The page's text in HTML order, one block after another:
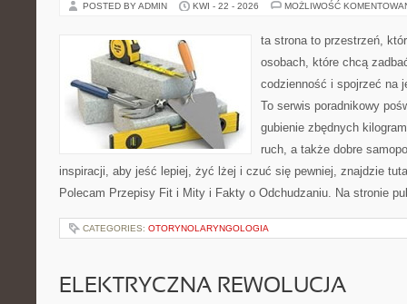
POSTED BY ADMIN KWI - 22 - 2026 MOŻLIWOŚĆ
ta strona to przestrzeń,
osobach, które chcą
codzienność i spojrzeć na
To serwis poradnikowy
gubienie zbędnych
ruch, a także dobre
inspiracji, aby jeść lepiej, żyć lżej i czuć się pewniej, znajdzie
Polecam Przepisy Fit i Mity i Fakty o Odchudzaniu. Na stronie
CATEGORIES: OTORYNOLARYNGOLOGIA
ELEKTRYCZNA REWOLUCJA